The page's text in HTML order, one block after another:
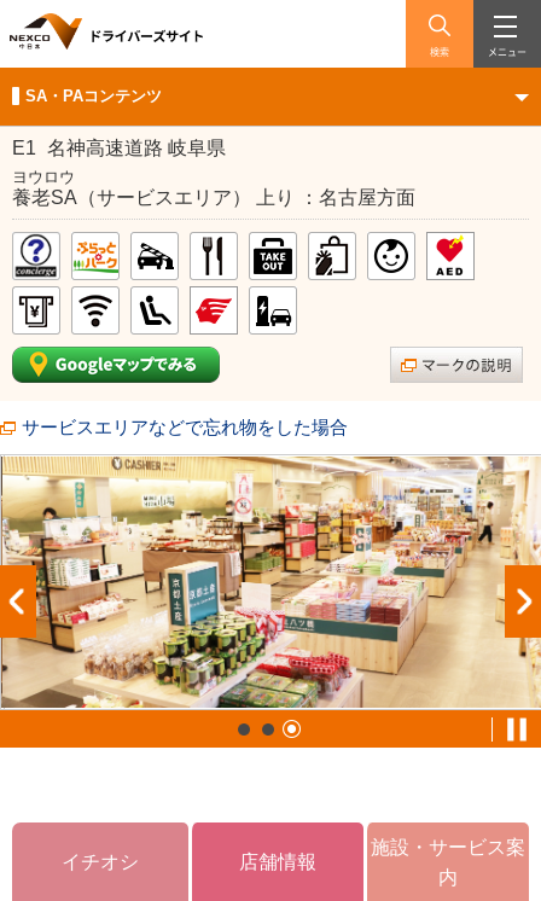
検索 メニュー
SA・PAコンテンツ
E1 名神高速道路 岐阜県
ヨウロウ
養老SA（サービスエリア） 上り ：名古屋方面
サービスエリアなどで忘れ物をした場合
イチオシ 店舗情報
施設・サービス案
内